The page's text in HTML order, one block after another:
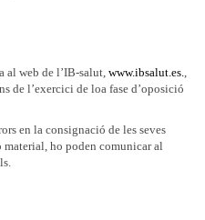
al web de l’IB-salut, www.ibsalut.es.,
de l’exercici de loa fase d’oposició
en la consignació de les seves
material, ho poden comunicar al